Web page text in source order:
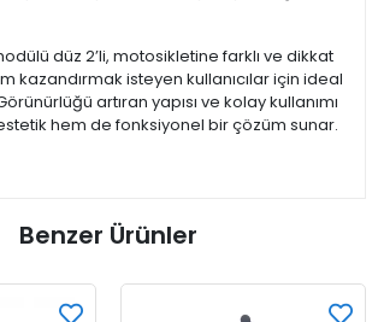
düz 2’li, motosikletine farklı ve dikkat
kazandırmak isteyen kullanıcılar için ideal
artıran yapısı ve kolay kullanımı
hem de fonksiyonel bir çözüm sunar.
Benzer Ürünler